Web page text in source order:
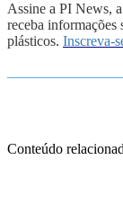
Assine a PI News, a
receba informações
plásticos. Inscreva-
Conteúdo